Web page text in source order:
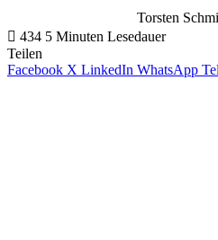
Torsten
434 5 Minuten Lesedauer
Teilen
Facebook X LinkedIn WhatsApp